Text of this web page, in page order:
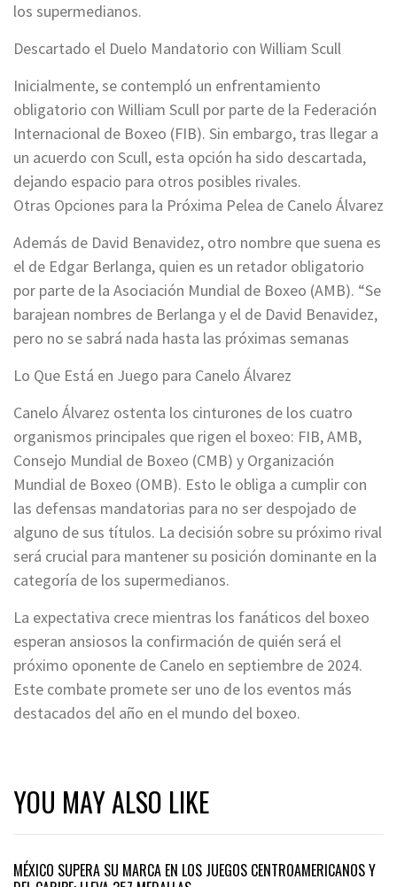
los supermedianos.
Descartado el Duelo Mandatorio con William Scull
Inicialmente, se contempló un enfrentamiento
obligatorio con William Scull por parte de la Federación
Internacional de Boxeo (FIB). Sin embargo, tras llegar a
un acuerdo con Scull, esta opción ha sido descartada,
dejando espacio para otros posibles rivales.
Otras Opciones para la Próxima Pelea de Canelo Álvarez
Además de David Benavidez, otro nombre que suena es
el de Edgar Berlanga, quien es un retador obligatorio
por parte de la Asociación Mundial de Boxeo (AMB). “Se
barajean nombres de Berlanga y el de David Benavidez,
pero no se sabrá nada hasta las próximas semanas
Lo Que Está en Juego para Canelo Álvarez
Canelo Álvarez ostenta los cinturones de los cuatro
organismos principales que rigen el boxeo: FIB, AMB,
Consejo Mundial de Boxeo (CMB) y Organización
Mundial de Boxeo (OMB). Esto le obliga a cumplir con
las defensas mandatorias para no ser despojado de
alguno de sus títulos. La decisión sobre su próximo rival
será crucial para mantener su posición dominante en la
categoría de los supermedianos.
La expectativa crece mientras los fanáticos del boxeo
esperan ansiosos la confirmación de quién será el
próximo oponente de Canelo en septiembre de 2024.
Este combate promete ser uno de los eventos más
destacados del año en el mundo del boxeo.
YOU MAY ALSO LIKE
MÉXICO SUPERA SU MARCA EN LOS JUEGOS CENTROAMERICANOS Y